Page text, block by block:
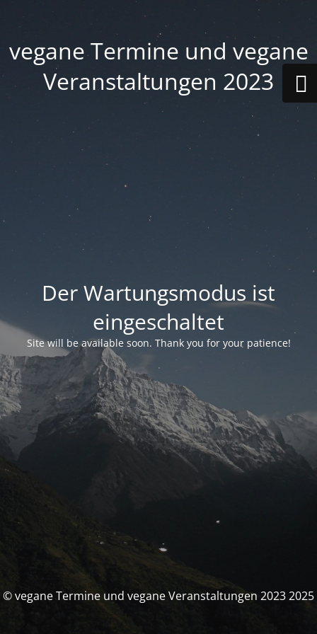
vegane Termine und vegane
Veranstaltungen 2023
Der Wartungsmodus ist
eingeschaltet
Site will be available soon. Thank you for your patience!
© vegane Termine und vegane Veranstaltungen 2023 2025